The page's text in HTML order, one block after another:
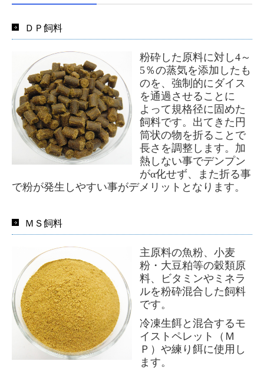
ＤＰ飼料
粉砕した原料に対し4～
5％の蒸気を添加したも
のを、強制的にダイス
を通過させることに
よって規格径に固めた
飼料です。出てきた円
筒状の物を折ることで
長さを調整します。加
熱しない事でデンプン
がα化せず、また折る事
で粉が発生しやすい事がデメリットとなります。
ＭＳ飼料
主原料の魚粉、小麦
粉・大豆粕等の穀類原
料、ビタミンやミネラ
ルを粉砕混合した飼料
です。
冷凍生餌と混合するモ
イストペレット（Ｍ
Ｐ）や練り餌に使用し
ます。